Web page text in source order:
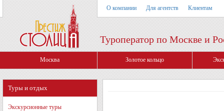
О компании Для агентств Клиентам
Туроператор по Москве и
Москва Золотое кольцо
Туры и отдых
Экскурсионные туры